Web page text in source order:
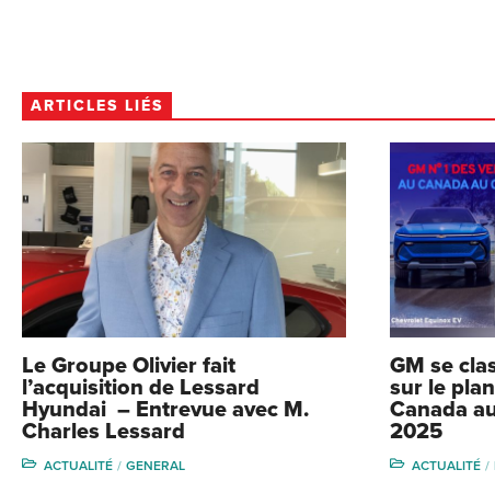
ARTICLES LIÉS
Le Groupe Olivier fait
l’acquisition de Lessard
Hyundai – Entrevue avec M.
Charles Lessard
ACTUALITÉ GENERAL
GM se
sur le
Canada
2025
ACTUALITÉ